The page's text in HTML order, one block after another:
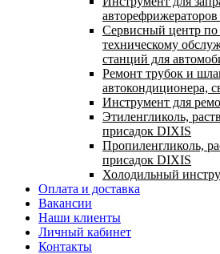
авторефрижераторов
Сервисный центр по
техническому
станций для
Ремонт трубок и
автокондиционера,
Инструмент для
Этиленгликоль,
присадок DIXIS
Пропиленгликоль,
присадок DIXIS
Холодильный
Оплата и доставка
Вакансии
Наши клиенты
Личный кабинет
Контакты